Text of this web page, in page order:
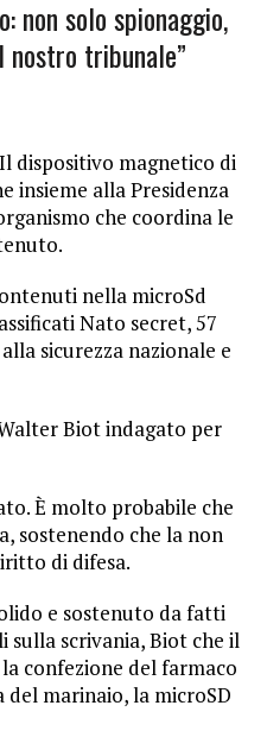
non solo spionaggio,
nostro tribunale”
dispositivo magnetico di
insieme alla Presidenza
che coordina le
nella microSd
Nato secret, 57
sicurezza nazionale e
Biot indagato per
È molto probabile che
sostenendo che la non
di difesa.
e sostenuto da fatti
scrivania, Biot che il
confezione del farmaco
marinaio, la microSD